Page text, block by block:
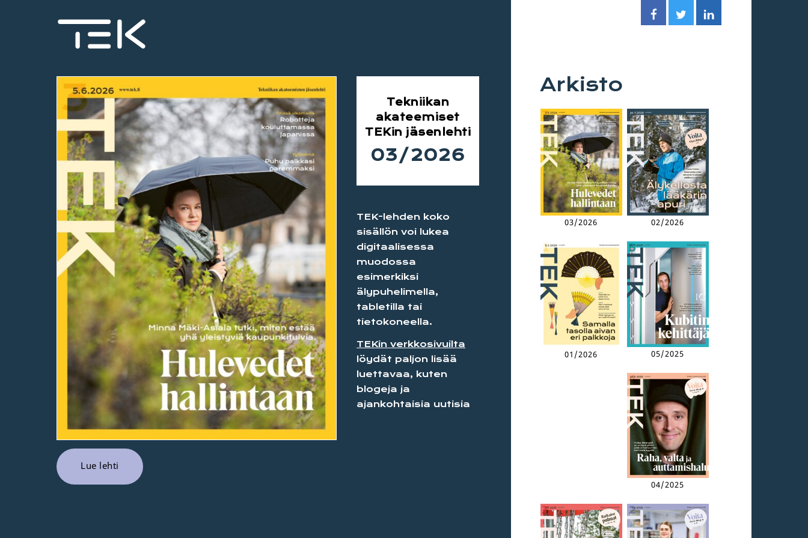
Lue lehti
Tekniikan
akateemiset
TEKin jäsenlehti
03/2026
TEK-lehden koko
sisällön voi lukea
digitaalisessa
muodossa
esimerkiksi
älypuhelimella,
tabletilla tai
tietokoneella.
TEKin verkko­sivuilta
löydät paljon lisää
luettavaa, kuten
blogeja ja
ajankohtaisia uutisia
Arkisto
03/2026 02/2026
01/2026 05/2025
04/2025